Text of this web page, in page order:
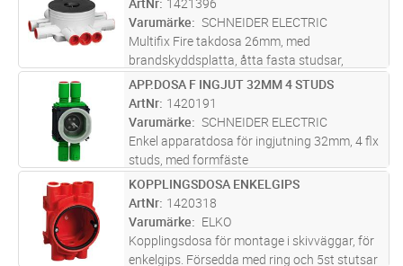
13mm påbyggnadsring PMR94 (E14 224 47).
Apparatdo...läs mer
ArtNr 1421396
Varumärke
SCHNEIDER ELECTRIC
Multifix Fire takdosa 26mm, med
brandskyddsplatta, åtta fasta studsar,
fästanordning för montering av lamputtag
ST Lägg i kundvagn
APP.DOSA F INGJUT 32MM 4 STUDS
ArtNr 1420191
Varumärke
SCHNEIDER ELECTRIC
Enkel apparatdosa för ingjutning 32mm, 4 flx
studs, med formfäste
ST Lägg i kundvagn
KOPPLINGSDOSA ENKELGIPS
ArtNr 1420318
Varumärke
ELKO
Kopplingsdosa för montage i skivväggar, för
enkelgips. Försedda med ring och 5st stutsar